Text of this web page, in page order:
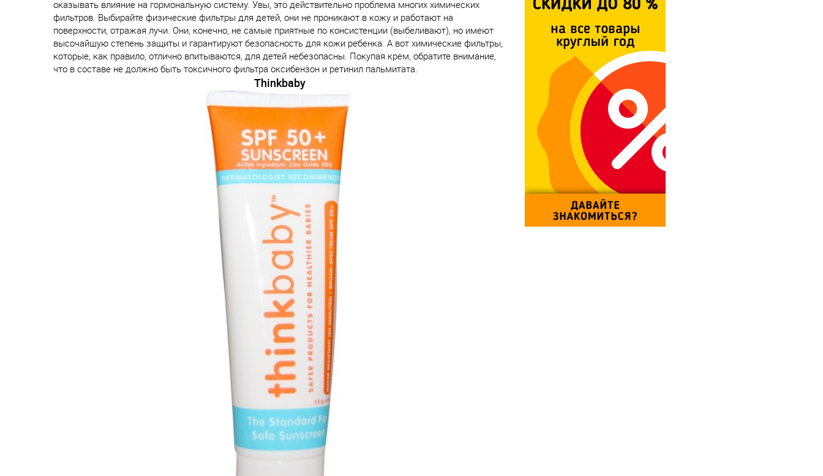
оказывать влияние на гормональную систему. Увы, это действительно проблема многих химических
фильтров. Выбирайте физические фильтры для детей, они не проникают в кожу и работают на
поверхности, отражая лучи. Они, конечно, не самые приятные по консистенции (выбеливают), но имеют
высочайшую степень защиты и гарантируют безопасность для кожи ребенка. А вот химические фильтры,
которые, как правило, отлично впитываются, для детей небезопасны. Покупая крем, обратите внимание,
что в составе не должно быть токсичного фильтра оксибензон и ретинил пальмитата.
Thinkbaby